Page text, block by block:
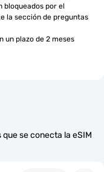
bloqueados por el
la sección de preguntas
un plazo de 2 meses
se conecta la eSIM